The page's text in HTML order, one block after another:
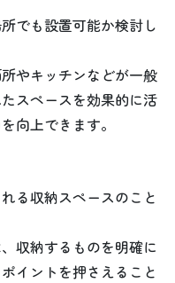
でも設置可能か検討し
やキッチンなどが一般
スペースを効果的に活
向上できます。
る収納スペースのこと
収納するものを明確に
イントを押さえること